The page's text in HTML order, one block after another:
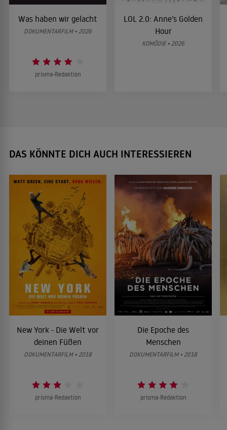
Was haben wir gelacht
DOKUMENTARFILM • 2026
prisma-Redaktion
LOL 2.0: Anne’s Golden
Hour
KOMÖDIE • 2026
DAS KÖNNTE DICH AUCH INTERESSIEREN
New York - Die Welt vor
deinen Füßen
DOKUMENTARFILM • 2018
prisma-Redaktion
Die Epoche des
Menschen
DOKUMENTARFILM • 2018
prisma-Redaktion